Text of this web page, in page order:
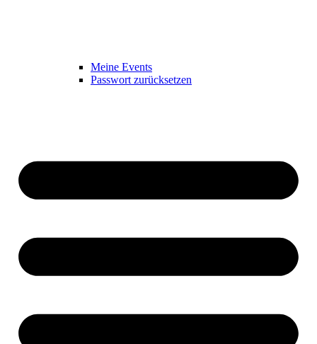
Meine Events
Passwort zurücksetzen